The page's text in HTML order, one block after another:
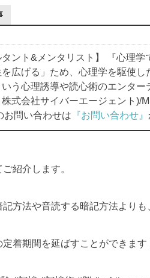
タント&メンタリスト】 『心理
を広げる」ため、心理学を駆使
う心理誘導や読心術のエンタ
式会社サイバーエージェント)/
お問い合わせは 『お問い合わせ』
紹介します。
方法や音読する暗記方法よりも
着期間を延ばすことができます